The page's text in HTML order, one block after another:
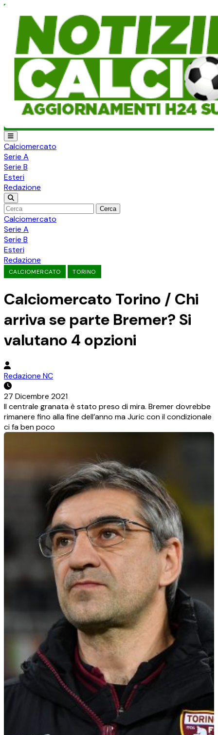
Calciomercato
Serie A
Serie B
Esteri
Redazione
Cerca
Calciomercato
Serie A
Serie B
Esteri
Redazione
CALCIOMERCATO TORINO
Calciomercato Torino / Chi
arriva se parte Bremer? Si
valutano 4 opzioni
Redazione NC
27 Dicembre 2021
Il centrale granata è stato preso di mira. Bremer dovrebbe
rimanere fino alla fine dell’anno ma Juric con il condizionale
ci fa ben poco